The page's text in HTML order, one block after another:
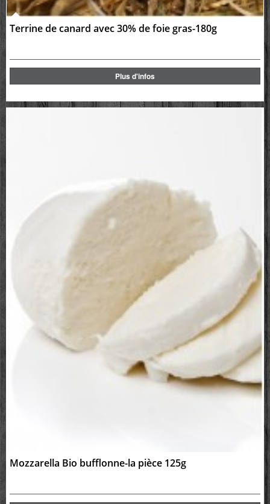
Terrine de canard avec 30% de foie gras-180g
Plus d'infos
Mozzarella Bio bufflonne-la pièce 125g